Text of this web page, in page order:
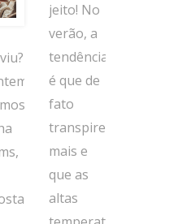
jeito! No
verão, a
tendência
é que de
fato
transpiremos
mais e
que as
altas